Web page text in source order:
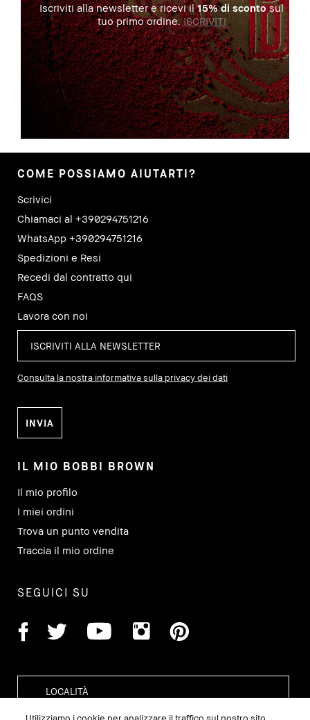
Iscriviti alla newsletter e ricevi il15% di scontosul
tuo primo ordine.ISCRIVITI
COME POSSIAMO AIUTARTI?
Scrivici
Chiamaci al +390294751216
WhatsApp +390294751216
Spedizioni e Resi
Recedi dal contratto qui
FAQS
Lavora con noi
Consulta la nostra informativa sulla privacy dei dati
IL MIO BOBBI BROWN
Il mio profilo
I miei ordini
Trova un punto vendita
Traccia il mio ordine
SEGUICI SU